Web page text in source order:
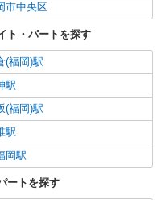
市中央区
ト・パートを探す
(福岡)駅
駅
(福岡)駅
駅
岡駅
ートを探す